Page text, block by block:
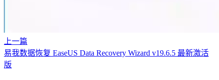
上一篇
易我数据恢复 EaseUS Data Recovery Wizard v19.6.5 最新激活
版